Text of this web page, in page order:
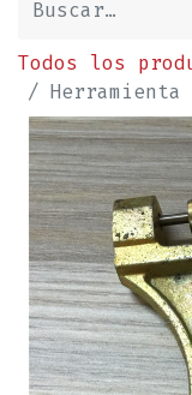
Todos los
Herramienta